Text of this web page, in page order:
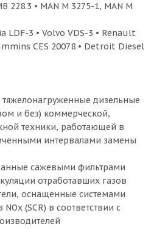
228.3 • MAN M 3275-1, MAN M
LDF-3 • Volvo VDS-3 • Renault
CES 20078 • Detroit Diesel
дизельные
и без) коммерческой,
техники, работающей в
интервалами замены
сажевыми фильтрами
отработавших газов
оснащенные системами
(SCR) в соответствии с